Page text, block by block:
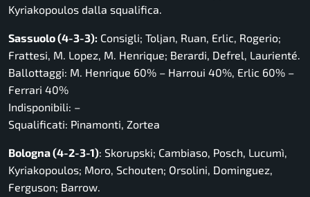
Kyriakopoulos dalla squalifica.
Sassuolo (4-3-3): Consigli; Toljan, Ruan, Erlic, Rogerio;
Frattesi, M. Lopez, M. Henrique; Berardi, Defrel, Laurienté.
Ballottaggi: M. Henrique 60% – Harroui 40%, Erlic 60% –
Ferrari 40%
Indisponibili: –
Squalificati: Pinamonti, Zortea
Bologna (4-2-3-1): Skorupski; Cambiaso, Posch, Lucumì,
Kyriakopoulos; Moro, Schouten; Orsolini, Dominguez,
Ferguson; Barrow.